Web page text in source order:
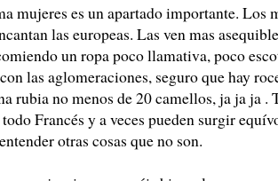
mujeres es un apartado importante.
las europeas. Las ven mas
un ropa poco llamativa, poco
las aglomeraciones, seguro que hay
rubia no menos de 20 camellos, ja ja ja
Francés y a veces pueden surgir
otras cosas que no son.